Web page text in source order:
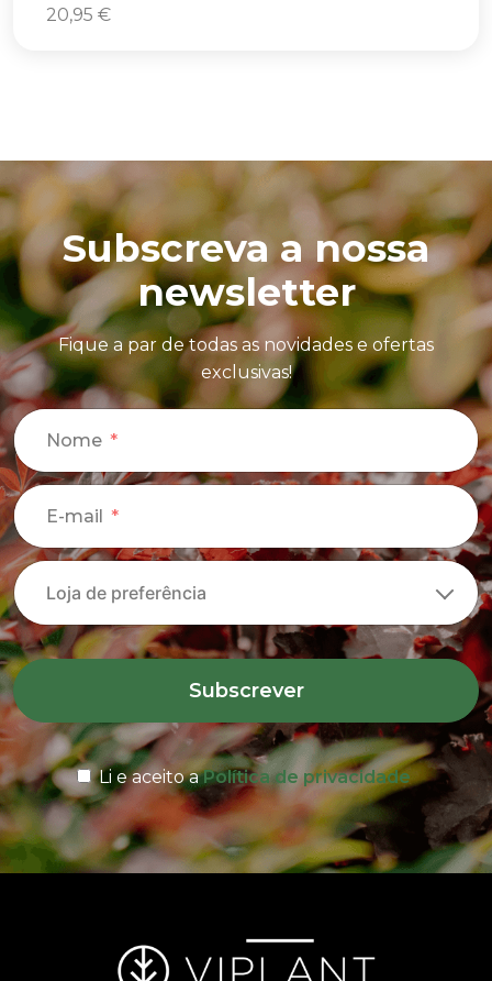
20,95 €
Subscreva a nossa
newsletter
Fique a par de todas as novidades e ofertas
exclusivas!
Nome
E-mail
Subscrever
Li e aceito aPolítica de privacidade